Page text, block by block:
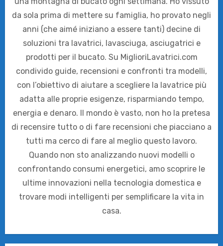
da sola prima di mettere su famiglia, ho provato negli
anni (che aimé iniziano a essere tanti) decine di
soluzioni tra lavatrici, lavasciuga, asciugatrici e
prodotti per il bucato. Su MiglioriLavatrici.com
condivido guide, recensioni e confronti tra modelli,
con l’obiettivo di aiutare a scegliere la lavatrice più
adatta alle proprie esigenze, risparmiando tempo,
energia e denaro. Il mondo è vasto, non ho la pretesa
di recensire tutto o di fare recensioni che piacciano a
tutti ma cerco di fare al meglio questo lavoro.
Quando non sto analizzando nuovi modelli o
confrontando consumi energetici, amo scoprire le
ultime innovazioni nella tecnologia domestica e
trovare modi intelligenti per semplificare la vita in
casa.